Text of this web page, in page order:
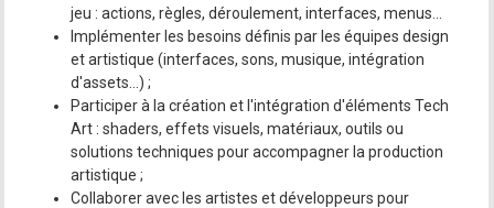
jeu : actions, règles, déroulement, interfaces, menus...
Implémenter les besoins définis par les équipes design
et artistique (interfaces, sons, musique, intégration
d'assets...) ;
Participer à la création et l'intégration d'éléments Tech
Art : shaders, effets visuels, matériaux, outils ou
solutions techniques pour accompagner la production
artistique ;
Collaborer avec les artistes et développeurs pour